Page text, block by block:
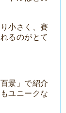
小さく、賽
るのがとて
景」で紹介
ユニークな